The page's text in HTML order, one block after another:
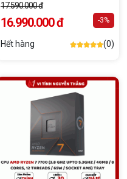
140MB)
17.590.000 đ
16.990.000 đ -3%
Hết hàng (0)